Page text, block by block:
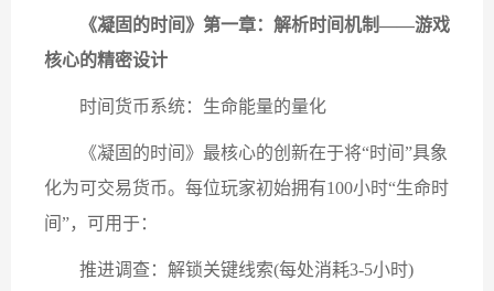
《凝固的时间》第一章：解析时间机制——游戏
核心的精密设计
时间货币系统：生命能量的量化
《凝固的时间》最核心的创新在于将“时间”具象
化为可交易货币。每位玩家初始拥有100小时“生命时
间”，可用于：
推进调查：解锁关键线索(每处消耗3-5小时)